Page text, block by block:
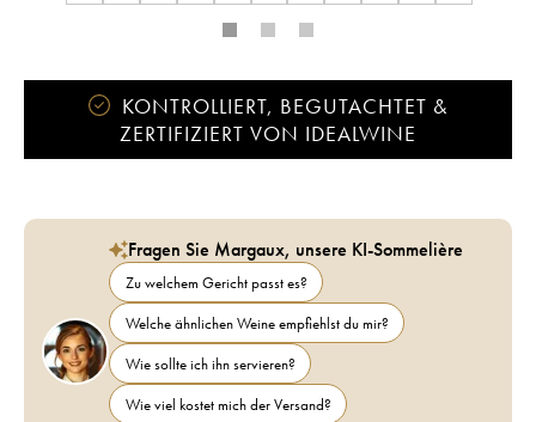
KONTROLLIERT, BEGUTACHTET &
ZERTIFIZIERT VON IDEALWINE
Fragen Sie Margaux, unsere KI-Sommelière
Zu welchem Gericht passt es?
Welche ähnlichen Weine empfiehlst du mir?
Wie sollte ich ihn servieren?
Wie viel kostet mich der Versand?